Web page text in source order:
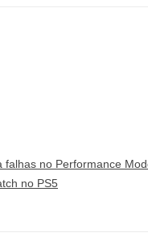
falhas no Performance
no PS5